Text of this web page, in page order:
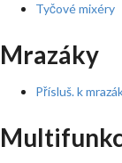
Tyčové mixéry
Mrazáky
Přísluš. k